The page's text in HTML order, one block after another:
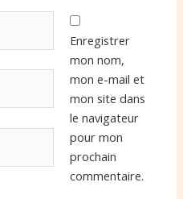
Enregistrer
mon nom,
mon e-mail et
mon site dans
le navigateur
pour mon
prochain
commentaire.